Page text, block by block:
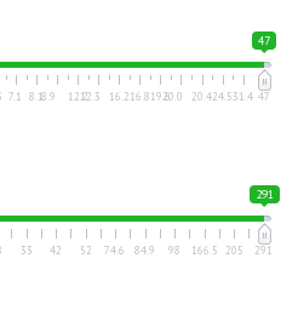
47
7.1 8.18.9 12.212.3 16.216.819.620.0 20.424.531.4 47
291
33 42 52 74.6 84.9 98 166.5 205 291